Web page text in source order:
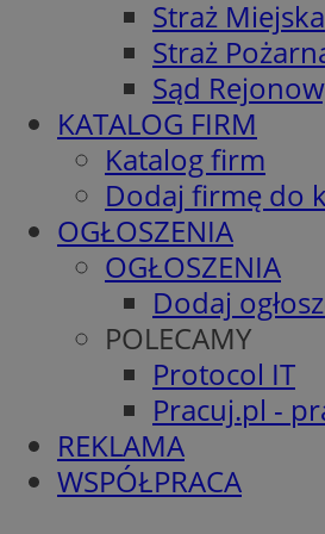
Straż Miejska
Straż
Sąd
KATALOG FIRM
Katalog firm
Dodaj firmę do
OGŁOSZENIA
OGŁOSZENIA
Dodaj
POLECAMY
Protocol IT
Pracuj.pl -
REKLAMA
WSPÓŁPRACA